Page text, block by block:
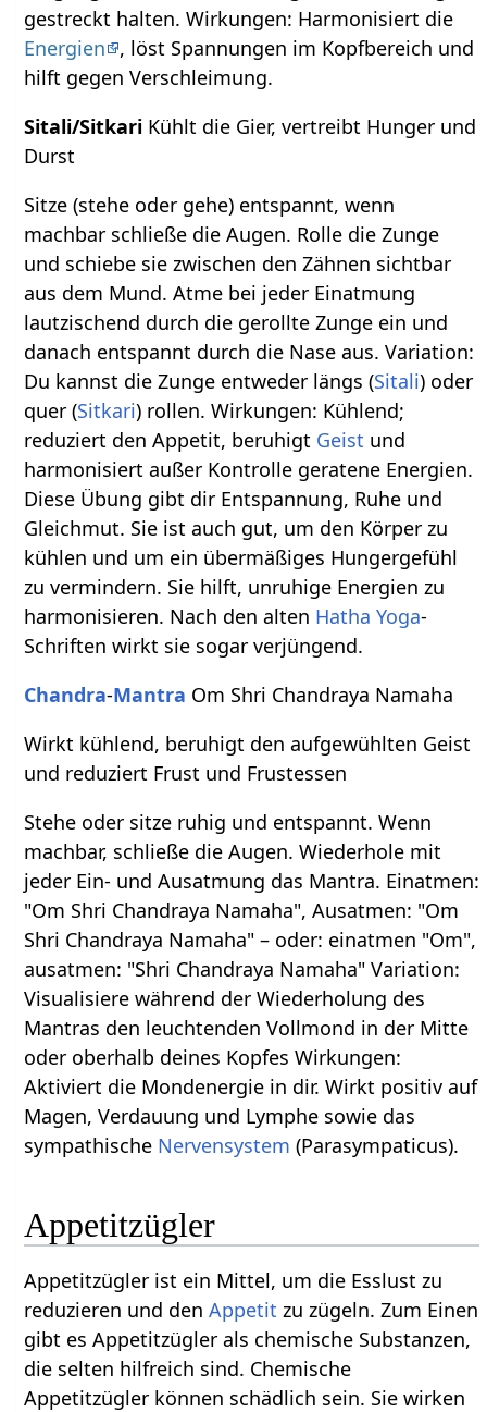
gestreckt halten. Wirkungen: Harmonisiert die
Energien
, löst Spannungen im Kopfbereich und
hilft gegen Verschleimung.
Sitali/Sitkari Kühlt die Gier, vertreibt Hunger und
Durst
Sitze (stehe oder gehe) entspannt, wenn
machbar schließe die Augen. Rolle die Zunge
und schiebe sie zwischen den Zähnen sichtbar
aus dem Mund. Atme bei jeder Einatmung
lautzischend durch die gerollte Zunge ein und
danach entspannt durch die Nase aus. Variation:
Du kannst die Zunge entweder längs (Sitali) oder
quer (Sitkari) rollen. Wirkungen: Kühlend;
reduziert den Appetit, beruhigt Geist und
harmonisiert außer Kontrolle geratene Energien.
Diese Übung gibt dir Entspannung, Ruhe und
Gleichmut. Sie ist auch gut, um den Körper zu
kühlen und um ein übermäßiges Hungergefühl
zu vermindern. Sie hilft, unruhige Energien zu
harmonisieren. Nach den alten Hatha Yoga-
Schriften wirkt sie sogar verjüngend.
Chandra-Mantra Om Shri Chandraya Namaha
Wirkt kühlend, beruhigt den aufgewühlten Geist
und reduziert Frust und Frustessen
Stehe oder sitze ruhig und entspannt. Wenn
machbar, schließe die Augen. Wiederhole mit
jeder Ein- und Ausatmung das Mantra. Einatmen:
"Om Shri Chandraya Namaha", Ausatmen: "Om
Shri Chandraya Namaha" – oder: einatmen "Om",
ausatmen: "Shri Chandraya Namaha" Variation:
Visualisiere während der Wiederholung des
Mantras den leuchtenden Vollmond in der Mitte
oder oberhalb deines Kopfes Wirkungen:
Aktiviert die Mondenergie in dir. Wirkt positiv auf
Magen, Verdauung und Lymphe sowie das
sympathische Nervensystem (Parasympaticus).
Appetitzügler
Appetitzügler ist ein Mittel, um die Esslust zu
reduzieren und denAppetit zu zügeln. Zum Einen
gibt es Appetitzügler als chemische Substanzen,
die selten hilfreich sind. Chemische
Appetitzügler können schädlich sein. Sie wirken